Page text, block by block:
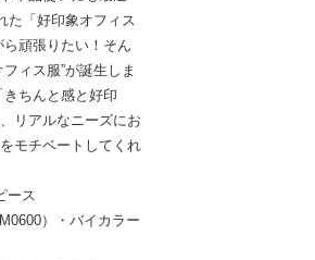
「好印象オフィス
頑張りたい！そん
ィス服”が誕生しま
ちんと感と好印
リアルなニーズにお
モチベートしてくれ
ース
）・バイカラー